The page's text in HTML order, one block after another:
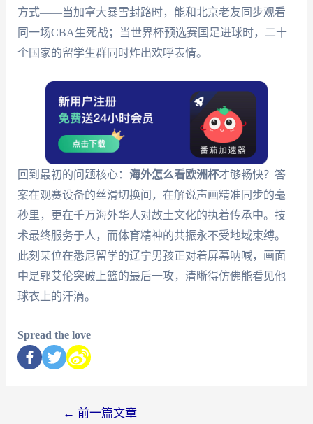
方式——当加拿大暴雪封路时，能和北京老友同步观看
同一场CBA生死战；当世界杯预选赛国足进球时，二十
个国家的留学生群同时炸出欢呼表情。
回到最初的问题核心： 海外怎么看欧洲杯才够畅快？答
案在观赛设备的丝滑切换间，在解说声画精准同步的毫
秒里，更在千万海外华人对故土文化的执着传承中。技
术最终服务于人，而体育精神的共振永不受地域束缚。
此刻某位在悉尼留学的辽宁男孩正对着屏幕呐喊，画面
中是郭艾伦突破上篮的最后一攻，清晰得仿佛能看见他
球衣上的汗滴。
Spread the love
← 前一篇文章